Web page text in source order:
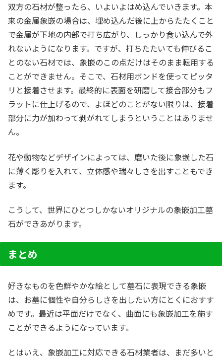
双方の石材が整ったら、いよいよはめ込んでいきます。本
来の金属象嵌の場合は、埋め込んだ後に上からたたくこと
で金属が下地の内部で打ち広がり、しっかり食い込んで外
れないようになります。ですが、打ちたたいても伸びるこ
とのない石材では、象嵌のこの点だけはそのまま転用する
ことができません。そこで、石材用ボンドを使ってピッタ
リと接着させます。最終的に表面を研磨して接合部分もフ
ラットに仕上げるので、よほどのことがない限りは、接着
部分に力が加わって剥がれてしまうということはありませ
ん。
花や動物などデザインによっては、磨いた後に象嵌した石
に薄く彫りを入れて、立体感や瑞々しさを出すこともでき
ます。
こうして、世界にひとつしかないオリジナルの象嵌加工墓
石ができあがります。
まとめ
好きなものを色鮮やかな絵として墓石に表現できる象嵌
は、お墓に個性や自分らしさを出したい方にとくにおすす
めです。最近は平面だけでなく、曲面にも象嵌加工を施す
ことができるようになっています。
とはいえ、象嵌加工に対応できる石材業者は、まだ多いと